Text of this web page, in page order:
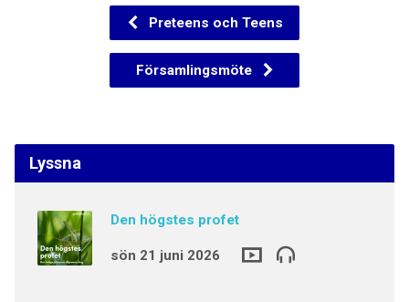
Preteens och Teens
Församlingsmöte
Lyssna
Den högstes profet
sön 21 juni 2026